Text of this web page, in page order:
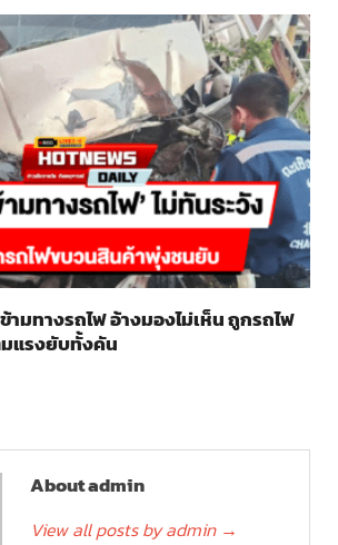
ามทางรถไฟ อ้างมองไม่เห็น ถูกรถไฟ
แรงยับทั้งคัน
About admin
View all posts by admin →